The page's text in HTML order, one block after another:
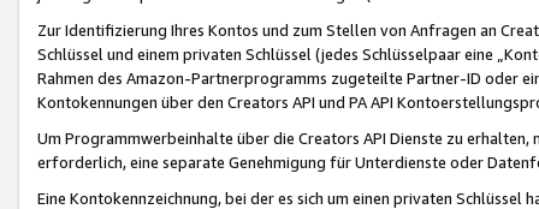
Zur Identifizierung Ihres Kontos und zum Stellen von Anfragen an
Schlüssel und einem privaten Schlüssel (jedes Schlüsselpaar eine
Rahmen des Amazon-Partnerprogramms zugeteilte Partner-ID oder
Kontokennungen über den Creators API und PA API
Um Programmwerbeinhalte über die Creators API Dienste zu
erforderlich, eine separate Genehmigung für Unterdienste oder
Eine Kontokennzeichnung, bei der es sich um einen privaten